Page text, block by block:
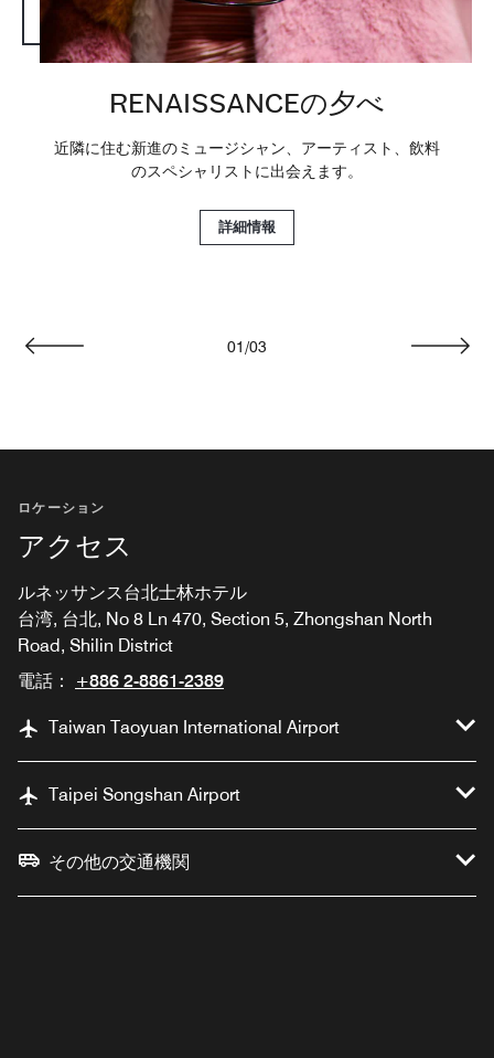
RENAISSANCEの夕べ
近隣に住む新進のミュージシャン、アーティスト、飲料
のスペシャリストに出会えます。
詳細情報
01 /03
ロケーション
アクセス
ルネッサンス台北士林ホテル
台湾, 台北, No 8 Ln 470, Section 5, Zhongshan North
Road, Shilin District
電話：
+886 2-8861-2389
Taiwan Taoyuan International Airport
Taipei Songshan Airport
その他の交通機関